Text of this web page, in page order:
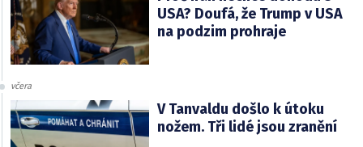
USA? Doufá, že Trump v USA
na podzim prohraje
včera
V Tanvaldu došlo k útoku
nožem. Tři lidé jsou zranění